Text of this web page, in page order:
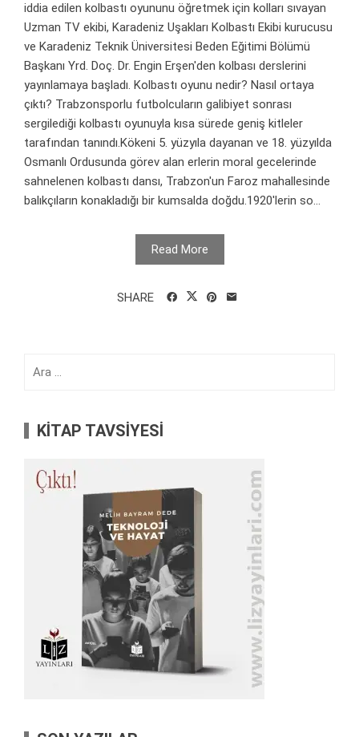
iddia edilen kolbastı oyununu öğretmek için kolları sıvayan
Uzman TV ekibi, Karadeniz Uşakları Kolbastı Ekibi kurucusu
ve Karadeniz Teknik Üniversitesi Beden Eğitimi Bölümü
Başkanı Yrd. Doç. Dr. Engin Erşen'den kolbası derslerini
yayınlamaya başladı. Kolbastı oyunu nedir? Nasıl ortaya
çıktı? Trabzonsporlu futbolcuların galibiyet sonrası
sergilediği kolbastı oyunuyla kısa sürede geniş kitleler
tarafından tanındı.Kökeni 5. yüzyıla dayanan ve 18. yüzyılda
Osmanlı Ordusunda görev alan erlerin moral gecelerinde
sahnelenen kolbastı dansı, Trabzon'un Faroz mahallesinde
balıkçıların konakladığı bir kumsalda doğdu.1920'lerin so...
Read More
SHARE
KİTAP TAVSİYESİ